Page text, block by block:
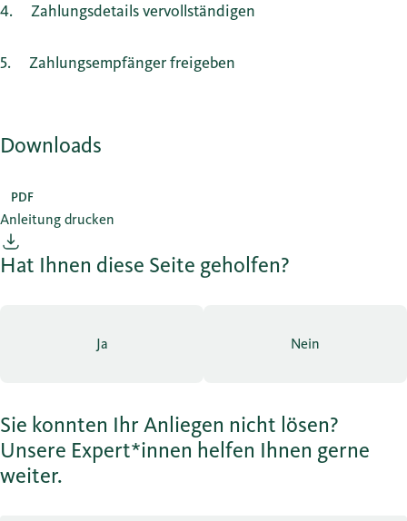
4 Zahlungsdetails vervollständigen
5 Zahlungsempfänger freigeben
Downloads
PDF
Anleitung drucken
Hat Ihnen diese Seite geholfen?
Ja Nein
Sie konnten Ihr Anliegen nicht lösen?
Unsere Expert*innen helfen Ihnen gerne
weiter.